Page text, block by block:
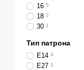
16 5
18 2
30 1
Тип патрона
Е14 4
Е27 1